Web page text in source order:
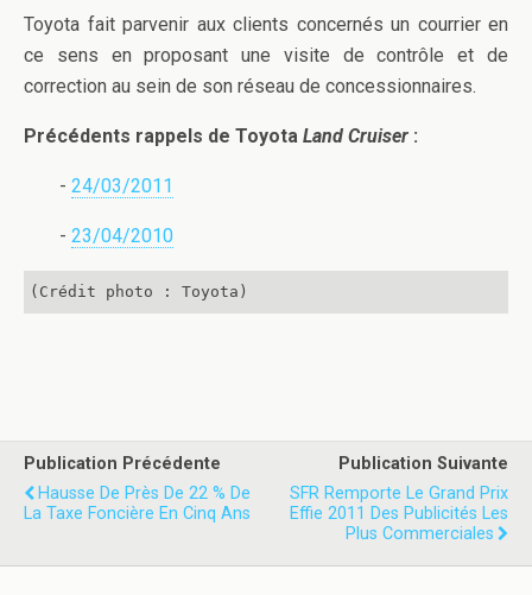
Toyota fait parvenir aux clients concernés un courrier en
ce sens en proposant une visite de contrôle et de
correction au sein de son réseau de concessionnaires.
Précédents rappels de Toyota Land Cruiser :
- 24/03/2011
- 23/04/2010
(Crédit photo : Toyota)
Publication Précédente
Hausse De Près De 22 % De
La Taxe Foncière En Cinq Ans
Publication Suivante
SFR Remporte Le Grand Prix
Effie 2011 Des Publicités Les
Plus Commerciales